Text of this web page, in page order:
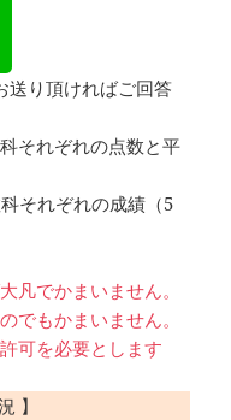
り頂ければご回答
それぞれの点数と平
それぞれの成績（5
凡でかまいません。
でもかまいません。
可を必要とします
】